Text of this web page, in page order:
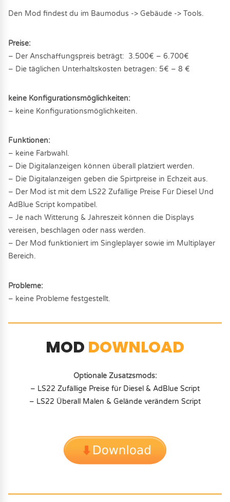
Den Mod findest du im Baumodus -> Gebäude -> Tools.
Preise:
– Der Anschaffungspreis beträgt: 3.500€ – 6.700€
– Die täglichen Unterhaltskosten betragen: 5€ – 8 €
keine Konfigurationsmöglichkeiten:
– keine Konfigurationsmöglichkeiten.
Funktionen:
– keine Farbwahl.
– Die Digitalanzeigen können überall platziert werden.
– Die Digitalanzeigen geben die Spirtpreise in Echzeit aus.
– Der Mod ist mit dem LS22 Zufällige Preise Für Diesel Und
AdBlue Script kompatibel.
– Je nach Witterung & Jahreszeit können die Displays
vereisen, beschlagen oder nass werden.
– Der Mod funktioniert im Singleplayer sowie im Multiplayer
Bereich.
Probleme:
– keine Probleme festgestellt.
MOD DOWNLOAD
Optionale Zusatzsmods:
– LS22 Zufällige Preise für Diesel & AdBlue Script
– LS22 Überall Malen & Gelände verändern Script